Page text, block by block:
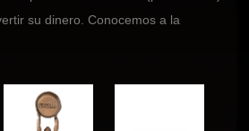
su dinero. Conocemos a la